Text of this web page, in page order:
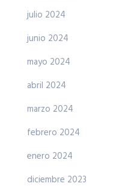
julio 2024
junio 2024
mayo 2024
abril 2024
marzo 2024
febrero 2024
enero 2024
diciembre 2023